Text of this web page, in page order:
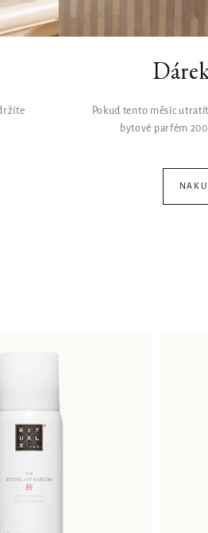
Pokud tento měsíc
bytové parfém